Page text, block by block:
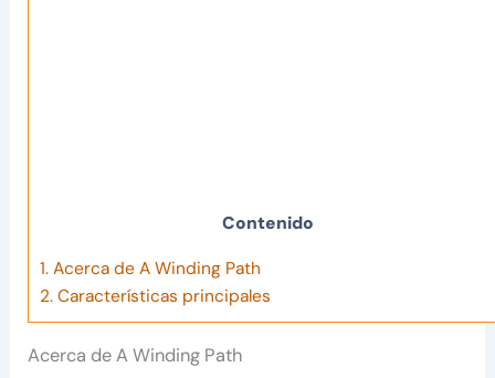
Contenido
1. Acerca de A Winding Path
2. Características principales
Acerca de A Winding Path